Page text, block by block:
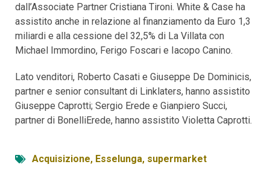
dall’Associate Partner Cristiana Tironi. White & Case ha
assistito anche in relazione al finanziamento da Euro 1,3
miliardi e alla cessione del 32,5% di La Villata con
Michael Immordino, Ferigo Foscari e Iacopo Canino.
Lato venditori, Roberto Casati e Giuseppe De Dominicis,
partner e senior consultant di Linklaters, hanno assistito
Giuseppe Caprotti; Sergio Erede e Gianpiero Succi,
partner di BonelliErede, hanno assistito Violetta Caprotti.
Acquisizione, Esselunga, supermarket